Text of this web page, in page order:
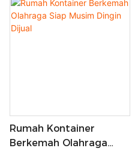
living spaces, ideal for
various applications,
Rumah Kontainer
Berkemah Olahraga